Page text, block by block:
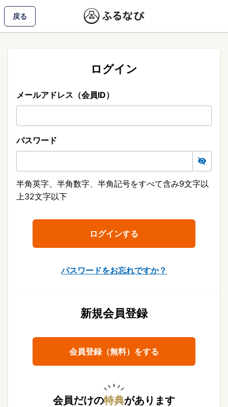
戻る
ログイン
メールアドレス（会員ID）
パスワード
半角英字、半角数字、半角記号をすべて含み9文字以
上32文字以下
パスワードをお忘れですか？
新規会員登録
会員登録（無料）をする
会員だけの特典があります